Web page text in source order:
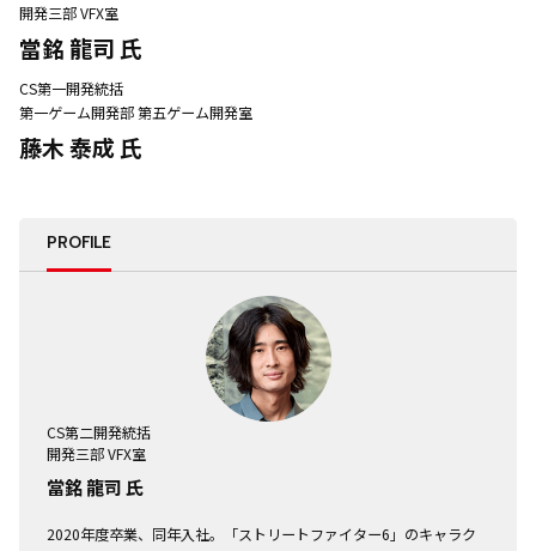
開発三部 VFX室
當銘 龍司 氏
CS第一開発統括
第一ゲーム開発部 第五ゲーム開発室
藤木 泰成 氏
PROFILE
CS第二開発統括
開発三部 VFX室
當銘 龍司 氏
2020年度卒業、同年入社。「ストリートファイター6」のキャラク